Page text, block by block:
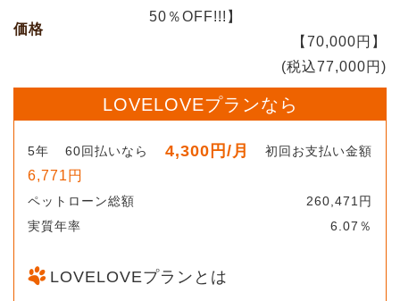
価格
50％OFF!!!】
【70,000円】
(税込77,000円)
LOVELOVEプランなら
5年 60回払いなら 4,300円 /月 初回お支払い金額
6,771円
ペットローン総額
260,471円
実質年率
6.07％
LOVELOVEプランとは